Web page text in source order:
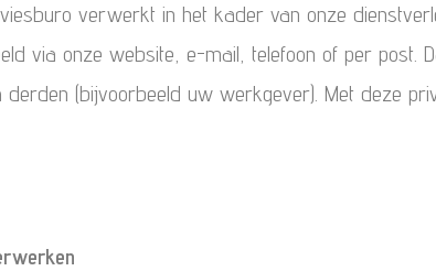
verwerkt in het kader van onze
via onze website, e-mail, telefoon of per
derden (bijvoorbeeld uw werkgever). Met deze